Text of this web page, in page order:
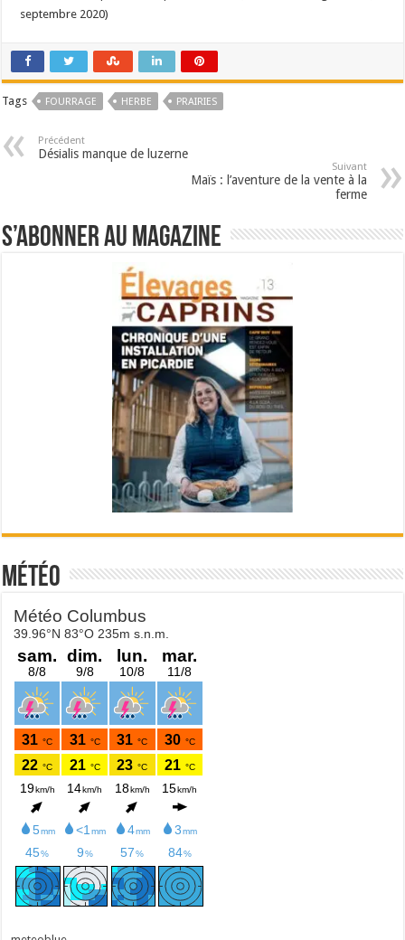
septembre 2020)
Tags FOURRAGE HERBE PRAIRIES
Précédent
Désialis manque de luzerne
Suivant
Maïs : l’aventure de la vente à la
ferme
S’abonner au magazine
Météo